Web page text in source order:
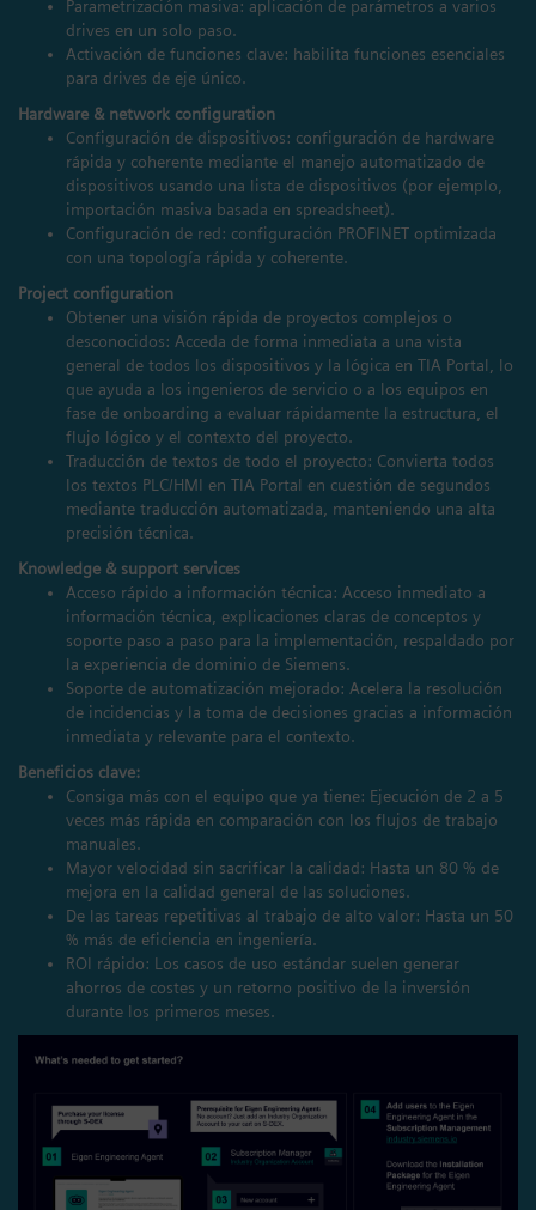
Parametrización masiva: aplicación de parámetros a varios
drives en un solo paso.
Activación de funciones clave: habilita funciones esenciales
para drives de eje único.
Hardware & network configuration
Configuración de dispositivos: configuración de hardware
rápida y coherente mediante el manejo automatizado de
dispositivos usando una lista de dispositivos (por ejemplo,
importación masiva basada en spreadsheet).
Configuración de red: configuración PROFINET optimizada
con una topología rápida y coherente.
Project configuration
Obtener una visión rápida de proyectos complejos o
desconocidos: Acceda de forma inmediata a una vista
general de todos los dispositivos y la lógica en TIA Portal, lo
que ayuda a los ingenieros de servicio o a los equipos en
fase de onboarding a evaluar rápidamente la estructura, el
flujo lógico y el contexto del proyecto.
Traducción de textos de todo el proyecto: Convierta todos
los textos PLC/HMI en TIA Portal en cuestión de segundos
mediante traducción automatizada, manteniendo una alta
precisión técnica.
Knowledge & support services
Acceso rápido a información técnica: Acceso inmediato a
información técnica, explicaciones claras de conceptos y
soporte paso a paso para la implementación, respaldado por
la experiencia de dominio de Siemens.
Soporte de automatización mejorado: Acelera la resolución
de incidencias y la toma de decisiones gracias a información
inmediata y relevante para el contexto.
Beneficios clave:
Consiga más con el equipo que ya tiene: Ejecución de 2 a 5
veces más rápida en comparación con los flujos de trabajo
manuales.
Mayor velocidad sin sacrificar la calidad: Hasta un 80 % de
mejora en la calidad general de las soluciones.
De las tareas repetitivas al trabajo de alto valor: Hasta un 50
% más de eficiencia en ingeniería.
ROI rápido: Los casos de uso estándar suelen generar
ahorros de costes y un retorno positivo de la inversión
durante los primeros meses.